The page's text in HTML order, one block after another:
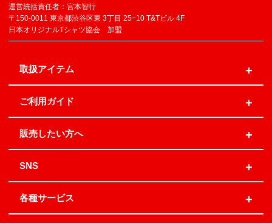
運営統括責任者：宮本智行
〒150-0011 東京都渋谷区東 3丁目 25−10 T&Tビル 4F
日本オリジナルTシャツ協会 加盟
取扱アイテム
ご利用ガイド
販売したい方へ
SNS
各種サービス